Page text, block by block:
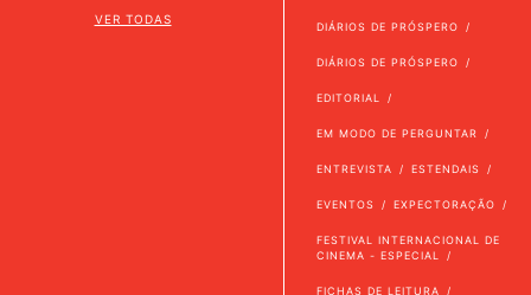
VER TODAS
DIÁRIOS DE PRÓSPERO
DIÁRIOS DE PRÓSPERO
EDITORIAL
EM MODO DE PERGUNTAR
ENTREVISTA ESTENDAIS
EVENTOS EXPECTORAÇÃO
FESTIVAL INTERNACIONAL DE
CINEMA - ESPECIAL
FICHAS DE LEITURA